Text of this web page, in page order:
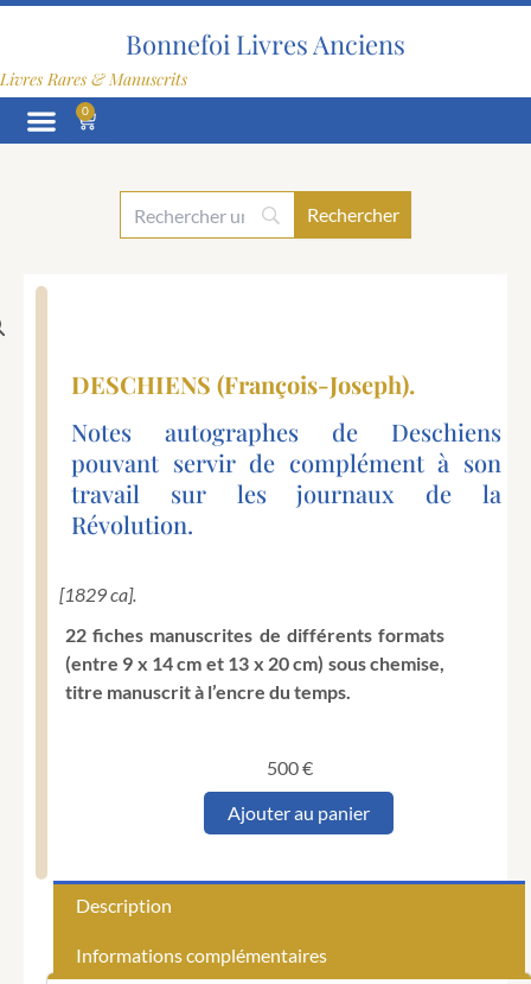
Aller
Bonnefoi Livres Anciens
Livres Rares & Manuscrits
0
Panier
DESCHIENS (François-Joseph).
Notes autographes de Deschiens
pouvant servir de complément à son
travail sur les journaux de la
Révolution.
[1829 ca].
22 fiches manuscrites de différents formats
(entre 9 x 14 cm et 13 x 20 cm) sous chemise,
titre manuscrit à l’encre du temps.
500€
quantité
autographes
de
Ajouter au panier
Description
Informations complémentaires